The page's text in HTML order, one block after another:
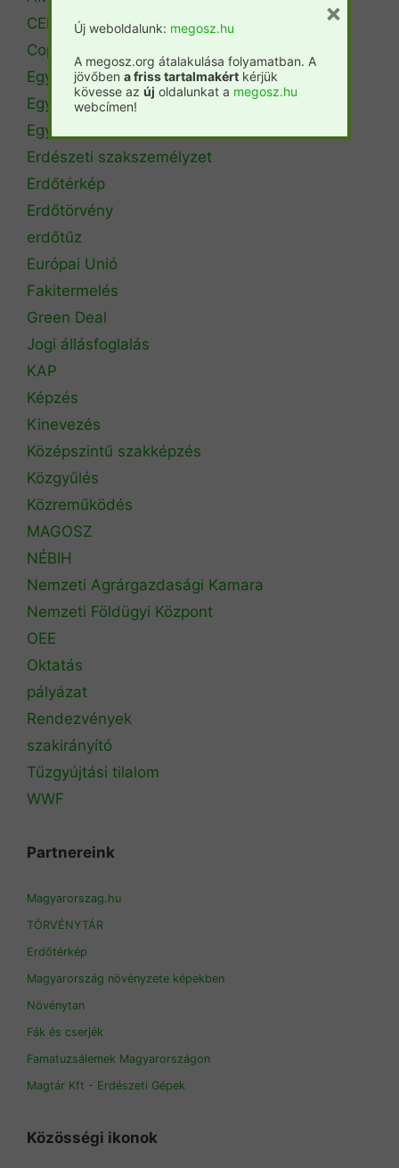
CEPF
Copa Cogeca
Egyéb
Egyetemi hírek
Egyetemi szintű oktatás
Erdészeti szakszemélyzet
Erdőtérkép
Erdőtörvény
erdőtűz
Európai Unió
Fakitermelés
Green Deal
Jogi állásfoglalás
KAP
Képzés
Kinevezés
Középszintű szakképzés
Közgyűlés
Közreműködés
MAGOSZ
NÉBIH
Nemzeti Agrárgazdasági Kamara
Nemzeti Földügyi Központ
OEE
Oktatás
pályázat
Rendezvények
szakirányító
Tűzgyújtási tilalom
WWF
Partnereink
Magyarorszag.hu
TÖRVÉNYTÁR
Erdőtérkép
Magyarország növényzete képekben
Növénytan
Fák és cserjék
Famatuzsálemek Magyarországon
Magtár Kft - Erdészeti Gépek
Közösségi ikonok
Új weboldalunk: megosz.hu
A megosz.org átalakulása folyamatban. A
jövőben a friss tartalmakért kérjük
kövesse az új oldalunkat a megosz.hu
webcímen!
×